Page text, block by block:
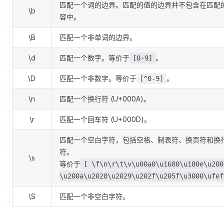
\b
匹配一个词的边界。匹配的值的边界并不包含在匹配
容中。
\B 匹配一个非单词的边界。
\d 匹配一个数字。等价于 [0-9] 。
\D 匹配一个非数字。等价于 [^0-9] 。
\n 匹配一个换行符 (U+000A)。
\r 匹配一个回车符 (U+000D)。
\s
匹配一个空白字符，包括空格、制表符、换页符和换
符。
等价于
[
\S 匹配一个非空白字符。